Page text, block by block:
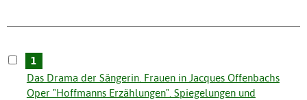
1
Das Drama der Sängerin. Frauen in Jacques Offenbachs
Oper "Hoffmanns Erzählungen". Spiegelungen und